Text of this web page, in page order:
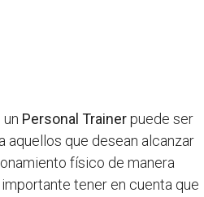
Personal Trainerpuede ser
aquellos que desean alcanzar
físico de manera
tener en cuenta que